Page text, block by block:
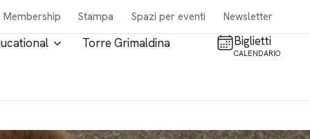
Membership Stampa Spazi per eventi Newsletter
Torre Grimaldina Biglietti
CALENDARIO